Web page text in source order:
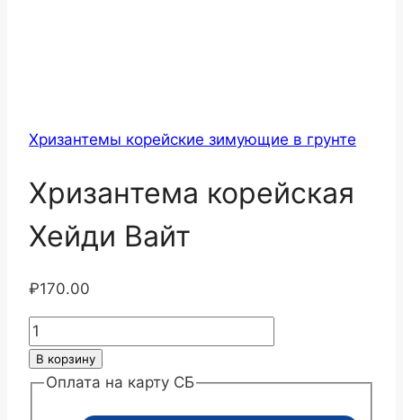
Хризантемы корейские зимующие в грунте
Хризантема корейская
Хейди Вайт
₽170.00
Количество
товара
Хризантема
В корзину
Оплата на карту СБ